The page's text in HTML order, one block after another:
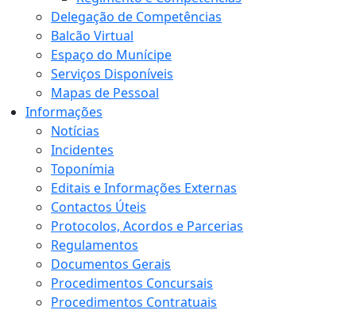
Delegação de Competências
Balcão Virtual
Espaço do Munícipe
Serviços Disponíveis
Mapas de Pessoal
Informações
Notícias
Incidentes
Toponímia
Editais e Informações Externas
Contactos Úteis
Protocolos, Acordos e Parcerias
Regulamentos
Documentos Gerais
Procedimentos Concursais
Procedimentos Contratuais